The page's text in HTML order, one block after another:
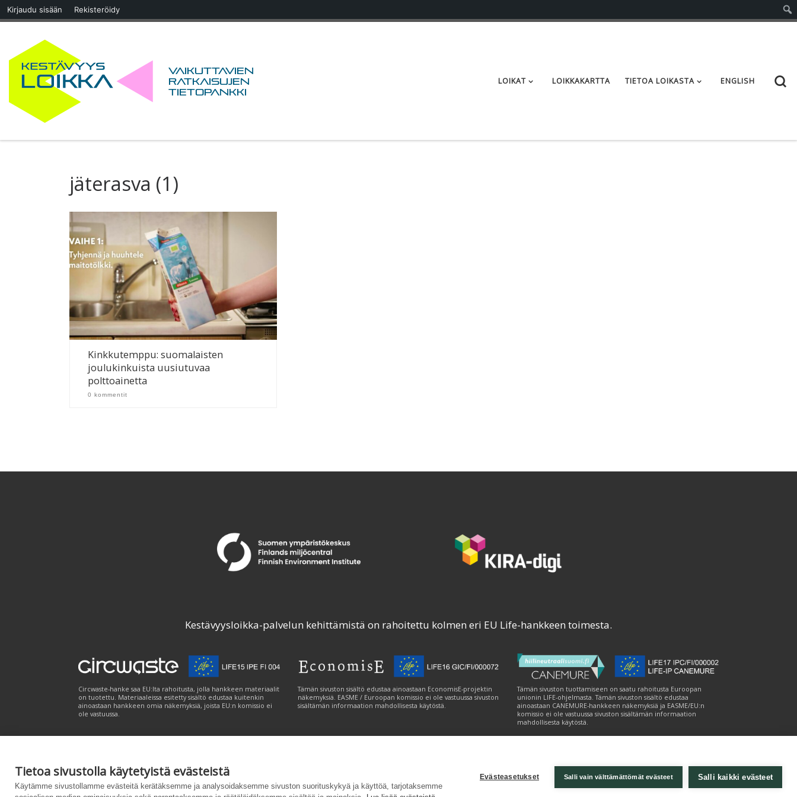
Tietoa sivustolla käytetyistä evästeistä
Käytämme sivustollamme evästeitä kerätäksemme ja analysoidaksemme sivuston suorituskykyä ja käyttöä, tarjotaksemme
Evästeasetukset Salli vain välttämättömät evästeet Salli kaikki evästeet
Kirjaudu sisään Rekisteröidy
Skip to content
Vaikuttavien
ratkaisujen
tietopankki
LOIKAT LOIKKAKARTTA TIETOA LOIKASTA ENGLISH
jäterasva (1)
Kinkkutemppu: suomalaisten
joulukinkuista uusiutuvaa
polttoainetta
0 kommentit
Kestävyysloikka-palvelun kehittämistä on rahoitettu kolmen eri EU Life-hankkeen toimesta.
Circwaste-hanke saa EU:lta rahoitusta, jolla hankkeen materiaalit
on tuotettu. Materiaaleissa esitetty sisältö edustaa kuitenkin
ainoastaan hankkeen omia näkemyksiä, joista EU:n komissio ei
ole vastuussa.
Tämän sivuston sisältö edustaa ainoastaan EconomisE-projektin
näkemyksiä. EASME / Euroopan komissio ei ole vastuussa sivuston
sisältämän informaation mahdollisesta käytöstä.
Tämän sivuston tuottamiseen on saatu rahoitusta Euroopan
unionin LIFE-ohjelmasta. Tämän sivuston sisältö edustaa
ainoastaan CANEMURE-hankkeen näkemyksiä ja EASME/EU:n
komissio ei ole vastuussa sivuston sisältämän informaation
mahdollisesta käytöstä.
Palvelukuvaus| Tietosuojailmoitus|Saavutettavuusseloste|Evästeasetukset|Lähetä palautetta (syke.fi)